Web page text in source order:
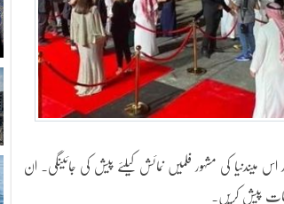
کی مشہور فلمیں نمائش کیلئے پیش کی جائیںگی۔ ان
پیش کریں۔